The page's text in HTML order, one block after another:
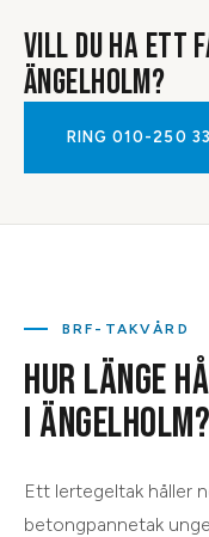
VILL DU HA ETT
ÄNGELHOLM?
RING010-250
BRF-TAKVÅRD
HUR LÄNGE
I ÄNGELHOLM?
Ett lertegeltak håller
betongpannetak